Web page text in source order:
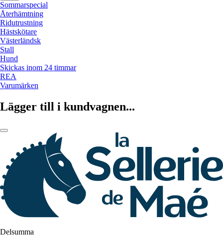
Sommarspecial
Återhämtning
Ridutrustning
Hästskötare
Västerländsk
Stall
Hund
Skickas inom 24 timmar
REA
Varumärken
Lägger till i kundvagnen...
Delsumma